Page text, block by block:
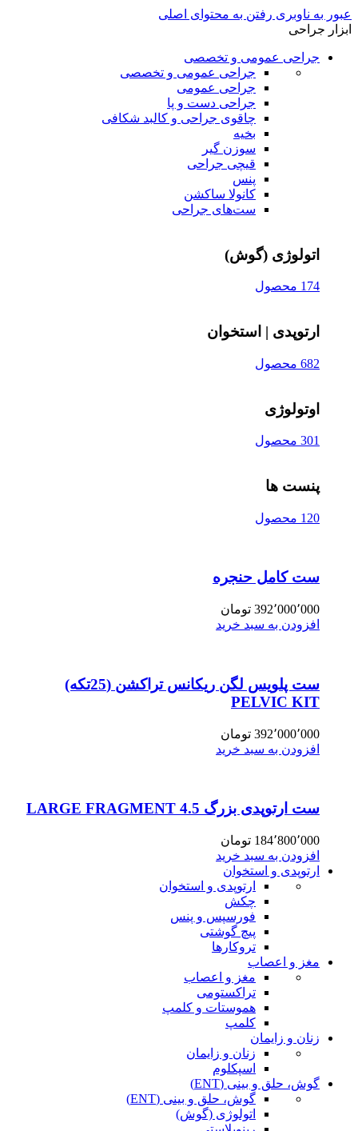
عبور به ناوبری رفتن به محتوای اصلی
ابزار جراحی
جراحی عمومی و تخصصی
جراحی عمومی و تخصصی
جراحی عمومی
جراحی دست و پا
چاقوی جراحی و کالبد شکافی
بخیه
سوزن‌ گیر
قیچی‌ جراحی
پنس
کانولا ساکشن
ست‌های جراحی
اتولوژی (گوش)
174 محصول
ارتوپدی | استخوان
682 محصول
اوتولوژی
301 محصول
پنست ها
120 محصول
ست کامل حنجره
392٬000٬000 تومان
افزودن به سبد خرید
ست پلویس لگن ریکانس تراکشن (25تکه)
PELVIC KIT
392٬000٬000 تومان
افزودن به سبد خرید
ست ارتوپدی بزرگ 4.5 LARGE FRAGMENT
184٬800٬000 تومان
افزودن به سبد خرید
ارتوپدی و استخوان
ارتوپدی و استخوان
چکش
فورسپس و پنس
پیچ گوشتی
تروکارها
مغز و اعصاب
مغز و اعصاب
تراکستومی
هموستات و کلمپ
کلمپ
زنان و زایمان
زنان و زایمان
اسپکلوم
گوش، حلق و بینی (ENT)
گوش، حلق و بینی (ENT)
اتولوژی (گوش)